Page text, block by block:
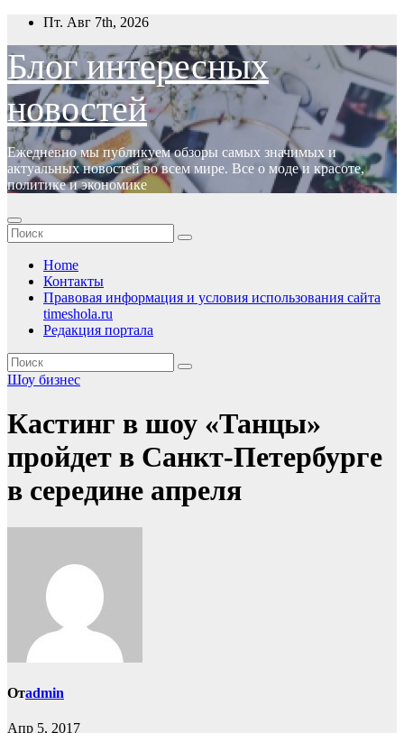
Перейти
содержимому
Пт. Авг 7th, 2026
Блог интересных
новостей
Ежедневно мы публикуем обзоры самых значимых и
актуальных новостей во всем мире. Все о моде и красоте,
политике и экономике
Home
Контакты
Правовая информация и условия использования сайта
timeshola.ru
Редакция портала
Шоу бизнес
Кастинг в шоу «Танцы»
пройдет в Санкт-Петербурге
в середине апреля
Отadmin
Апр 5, 2017